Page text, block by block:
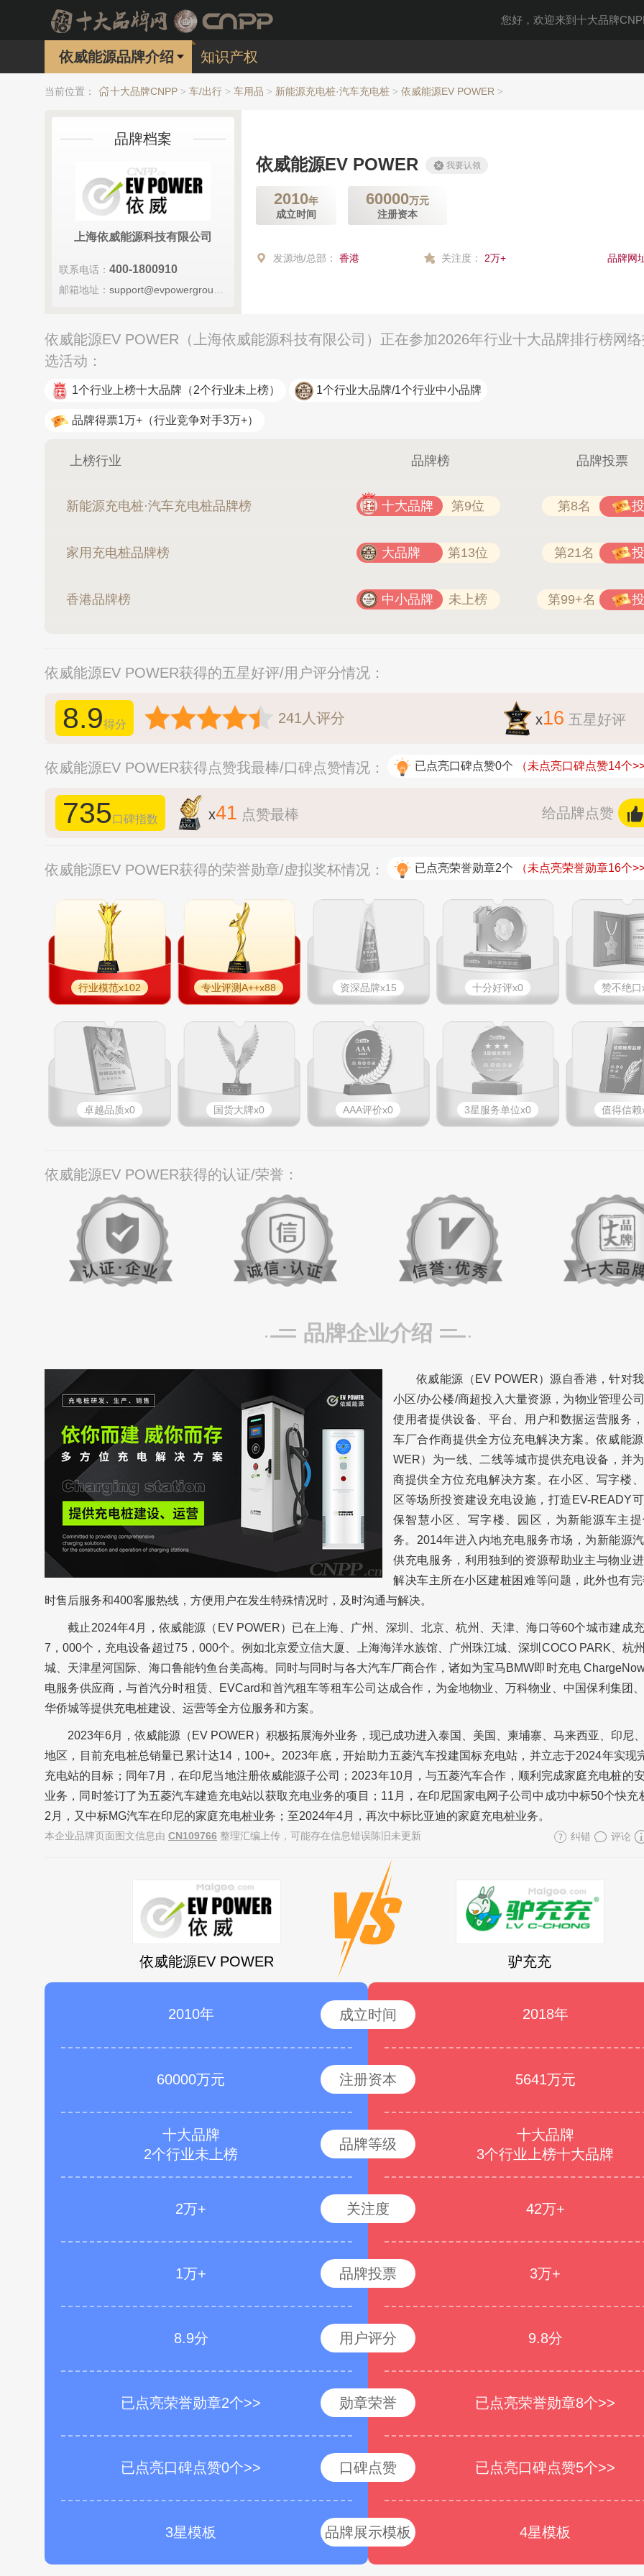
您好，欢迎来到十大品牌
依威能源品牌介绍 知识产权
当前位置： 十大品牌CNPP > 车/出行 > 车用品 > 新能源充电桩·汽车充电桩 > 依威能源EV POWER >
品牌档案
上海依威能源科技有限公司
联系电话： 400-1800910
邮箱地址： support@evpowergroup.com
依威能源EV POWER 我要认领
2010年
成立时间
60000万元
注册资本
发源地/总部： 香港 关注度： 2万+ 品牌网
依威能源EV POWER（上海依威能源科技有限公司）正在参加2026年行业十大品牌排行榜网
选活动：
1个行业上榜十大品牌 （2个行业未上榜） 1个行业大品牌/1个行业中小品牌
品牌得票1万+ （行业竞争对手3万+）
上榜行业 品牌榜 品牌投票
新能源充电桩·汽车充电桩品牌榜 十大品牌 第9位 第8名
家用充电桩品牌榜 大品牌 第13位 第21名
香港品牌榜 中小品牌 未上榜 第99+名
依威能源EV POWER获得的五星好评/用户评分情况：
8.9得分 241 人评分 x16 五星好评
依威能源EV POWER获得点赞我最棒/口碑点赞情况： 已点亮口碑点赞0个 （未点亮口碑点赞14个
735口碑指数 x41 点赞最棒 给品牌点赞
依威能源EV POWER获得的荣誉勋章/虚拟奖杯情况： 已点亮荣誉勋章2个 （未点亮荣誉勋章16个
行业模范x102 专业​评测A++x88 资深品牌x15 十分好评x0 赞不绝口
卓越品质x0 国货大牌x0 AAA评价x0 3星服务单位x0 值得信赖
依威能源EV POWER获得的认证/荣誉：
品牌企业介绍
依威能源（EV POWER）源自香港，针对
小区/办公楼/商超投入大量资源，为物业管理公
使用者提供设备、平台、用户和数据运营服务
车厂合作商提供全方位充电解决方案。依威能
WER）为一线、二线等城市提供充电设备，并
商提供全方位充电解决方案。在小区、写字楼
区等场所投资建设充电设施，打造EV-READY
保智慧小区、写字楼、园区，为新能源车主
务。2014年进入内地充电服务市场，为新能源
供充电服务，利用独到的资源帮助业主与物业
解决车主所在小区建桩困难等问题，此外也有
时售后服务和400客服热线，方便用户在发生特殊情况时，及时沟通与解决。
截止2024年4月，依威能源（EV POWER）已在上海、广州、深圳、北京、杭州、天津、海口等60个城市建成
7，000个，充电设备超过75，000个。例如北京爱立信大厦、上海海洋水族馆、广州珠江城、深圳COCO PARK、杭
城、天津星河国际、海口鲁能钓鱼台美高梅。同时与同时与各大汽车厂商合作，诸如为宝马BMW即时充电
电服务供应商，与首汽分时租赁、EVCard和首汽租车等租车公司达成合作，为金地物业、万科物业、中国保利集团
华侨城等提供充电桩建设、运营等全方位服务和方案。
2023年6月，依威能源（EV POWER）积极拓展海外业务，现已成功进入泰国、美国、柬埔寨、马来西亚、印尼
地区，目前充电桩总销量已累计达14，100+。2023年底，开始助力五菱汽车投建国标充电站，并立志于2024年实现
充电站的目标；同年7月，在印尼当地注册依威能源子公司；2023年10月，与五菱汽车合作，顺利完成家庭充电桩的
业务，同时签订了为五菱汽车建造充电站以获取充电业务的项目；11月，在印尼国家电网子公司中成功中标50个快充
2月，又中标MG汽车在印尼的家庭充电桩业务；至2024年4月，再次中标比亚迪的家庭充电桩业务。
本企业品牌页面图文信息由 CN109766 整理汇编上传，可能存在信息错误陈旧未更新 纠错 评论
依威能源EV POWER 驴充充
2010年 2018年
成立时间
60000万元 5641万元
注册资本
十大品牌
2个行业未上榜
十大品牌
3个行业上榜十大品牌
品牌等级
2万+ 42万+
关注度
1万+ 3万+
品牌投票
8.9分 9.8分
用户评分
已点亮荣誉勋章2个>> 已点亮荣誉勋章8个>>
勋章荣誉
已点亮口碑点赞0个>> 已点亮口碑点赞5个>>
口碑点赞
3星模板 4星模板
品牌展示模板
罗宾森LUOBINSEN 0411-87406278 叮叮智能 400-996-6665